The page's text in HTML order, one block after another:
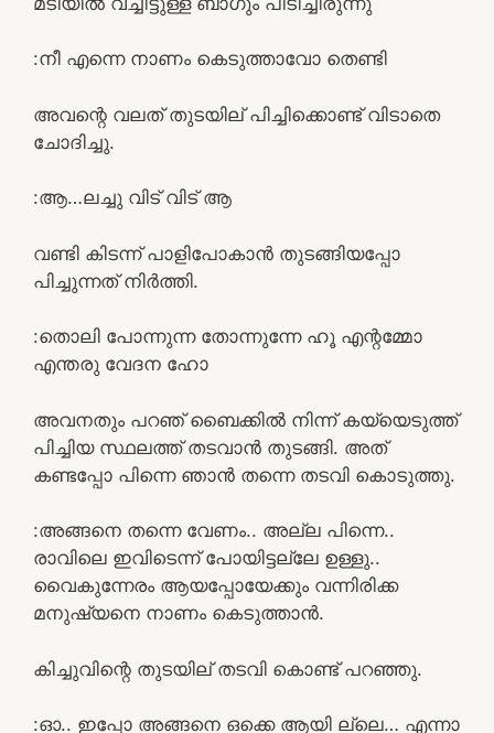
:നീ എന്നെ നാണം കെടുത്താവോ തെണ്ടി
അവന്റെ വലത് തുടയില് പിച്ചിക്കൊണ്ട് വിടാതെ
ചോദിച്ചു.
:ആ…ലച്ചു വിട് വിട് ആ
വണ്ടി കിടന്ന് പാളിപോകാൻ തുടങ്ങിയപ്പോ
പിച്ചുന്നത് നിർത്തി.
:തൊലി പോന്നുന്ന തോന്നുന്നേ ഹൂ എന്റമ്മോ
എന്തരു വേദന ഹോ
അവനതും പറഞ് ബൈക്കിൽ നിന്ന് കയ്യെടുത്ത്‌
പിച്ചിയ സ്ഥലത്ത്‌ തടവാൻ തുടങ്ങി. അത്‌
കണ്ടപ്പോ പിന്നെ ഞാൻ തന്നെ തടവി കൊടുത്തു.
:അങ്ങനെ തന്നെ വേണം.. അല്ല പിന്നെ..
രാവിലെ ഇവിടെന്ന് പോയിട്ടല്ലേ ഉള്ളു..
വൈകുന്നേരം ആയപ്പോയേക്കും വന്നിരിക്ക
മനുഷ്യനെ നാണം കെടുത്താൻ.
കിച്ചുവിന്റെ തുടയില് തടവി കൊണ്ട് പറഞ്ഞു.
:ഓ.. ഇപ്പോ അങ്ങനെ ഒക്കെ ആയി ല്ലെ… എന്നാ